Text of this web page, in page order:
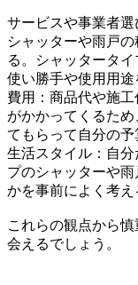
サービスや事業者選
シャッターや雨戸
る。シャッタータ
使い勝手や使用用途
費用：商品代や施
がかかってくるた
てもらって自分の予
生活スタイル：自
プのシャッターや
かを事前によく考え
これらの観点から
会えるでしょう。